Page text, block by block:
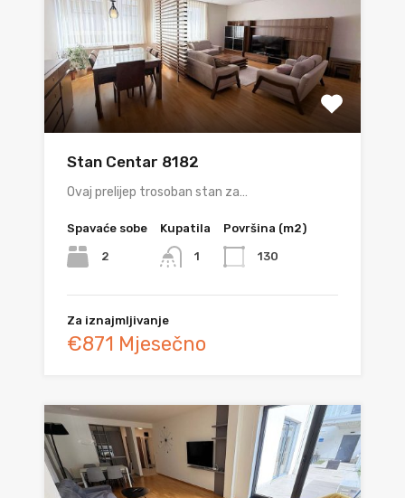
Stan Centar 8182
Ovaj prelijep trosoban stan za…
Spavaće sobe
2
Kupatila
1
Površina (m2)
130
Za iznajmljivanje
€871 Mjesečno